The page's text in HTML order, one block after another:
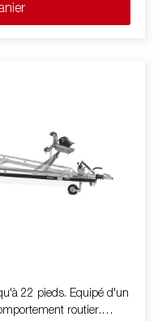
ses faces pour être ainsi
22 pieds. Equipé d'un
routier.